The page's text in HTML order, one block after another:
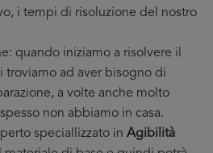
i tempi di risoluzione del nostro
quando iniziamo a risolvere il
troviamo ad aver bisogno di
a volte anche molto
non abbiamo in casa.
speciallizzato in Agibilità